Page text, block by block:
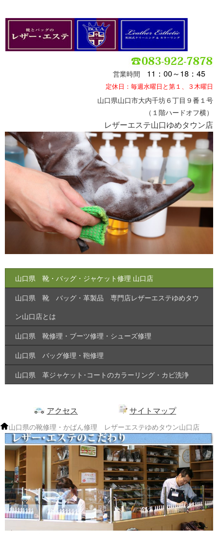
営業時間 11：00～18：45
定休日：毎週水曜日と第１、３木曜日
山口県山口市大内千坊６丁目９番１号
（１階ハードオフ横）
レザーエステ山口ゆめタウン店
山口県 靴・バッグ・ジャケット修理 山口店
山口県 靴 バッグ・革製品 専門店レザーエステゆめタウ
ン山口店とは
山口県 靴修理・ブーツ修理・シューズ修理
山口県 バッグ修理・鞄修理
山口県 革ジャケット･コートのカラーリング・カビ洗浄
アクセス サイトマップ
山口県の靴修理・かばん修理 レザーエステゆめタウン山口店